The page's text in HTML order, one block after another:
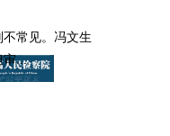
常见。冯文生
审...